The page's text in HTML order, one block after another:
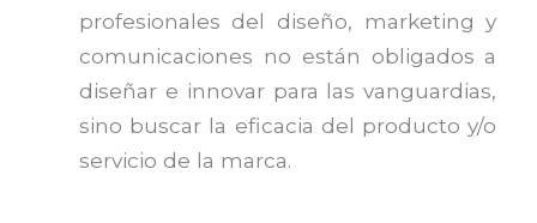
profesionales del diseño, marketing y
comunicaciones no están obligados a
diseñar e innovar para las vanguardias,
sino buscar la eficacia del producto y/o
servicio de la marca.